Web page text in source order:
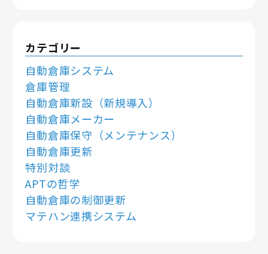
カテゴリー
自動倉庫システム
倉庫管理
自動倉庫新設（新規導入）
自動倉庫メーカー
自動倉庫保守（メンテナンス）
自動倉庫更新
特別対談
APTの哲学
自動倉庫の制御更新
マテハン連携システム